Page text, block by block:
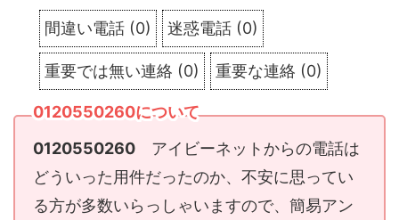
間違い電話 (0) 迷惑電話 (0)
重要では無い連絡 (0) 重要な連絡 (0)
0120550260について
0120550260 アイビーネットからの電話は
どういった用件だったのか、不安に思ってい
る方が多数いらっしゃいますので、簡易アン